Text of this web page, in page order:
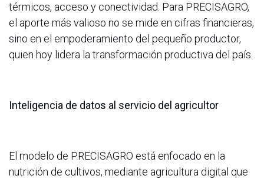
térmicos, acceso y conectividad. Para PRECISAGRO,
el aporte más valioso no se mide en cifras financieras,
sino en el empoderamiento del pequeño productor,
quien hoy lidera la transformación productiva del país.
Inteligencia de datos al servicio del agricultor
El modelo de PRECISAGRO está enfocado en la
nutrición de cultivos, mediante agricultura digital que